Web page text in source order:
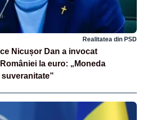
Realitatea din PSD
Nicușor Dan a invocat
la euro: „Moneda